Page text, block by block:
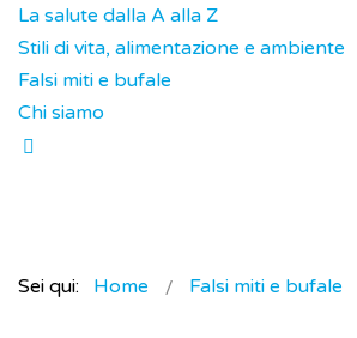
La salute dalla A alla Z
Stili di vita, alimentazione e ambiente
Falsi miti e bufale
Chi siamo
Sei qui: Home Falsi miti e bufale